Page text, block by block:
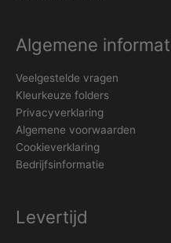
Algemene
Veelgestelde vragen
Kleurkeuze folders
Privacyverklaring
Algemene voorwaarden
Cookieverklaring
Bedrijfsinformatie
Levertijd